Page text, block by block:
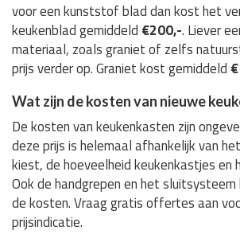
voor een kunststof blad dan kost het
keukenblad gemiddeld €200,-. Liever
materiaal, zoals graniet of zelfs
prijs verder op. Graniet kost gemiddeld
Wat zijn de kosten van nieuwe
De kosten van keukenkasten zijn
deze prijs is helemaal afhankelijk van
kiest, de hoeveelheid keukenkastjes en
Ook de handgrepen en het
de kosten. Vraag gratis offertes aan
prijsindicatie.